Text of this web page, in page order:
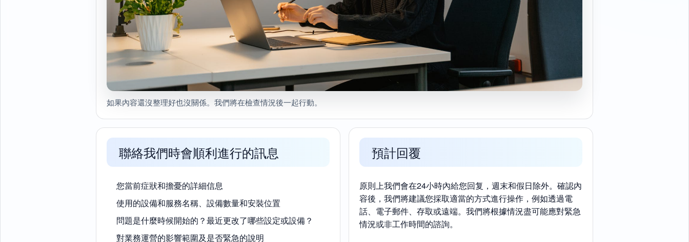
如果內容還沒整理好也沒關係。我們將在檢查情況後一起行動。
聯絡我們時會順利進行的訊息
您當前症狀和擔憂的詳細信息
使用的設備和服務名稱、設備數量和安裝位置
問題是什麼時候開始的？最近更改了哪些設定或設備？
對業務運營的影響範圍及是否緊急的說明
預計回覆
原則上我們會在24小時內給您回复，週末和假日除外。確認內
容後，我們將建議您採取適當的方式進行操作，例如透過電
話、電子郵件、存取或遠端。我們將根據情況盡可能應對緊急
情況或非工作時間的諮詢。